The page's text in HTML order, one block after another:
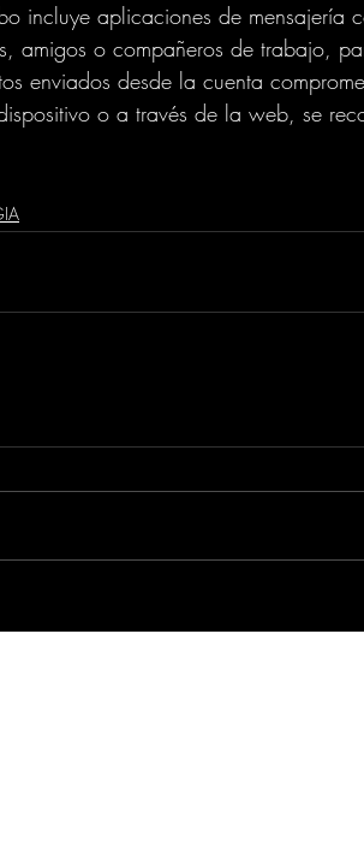
incluye aplicaciones de mensajería
amigos o compañeros de trabajo,
enviados desde la cuenta
o a través de la web, se